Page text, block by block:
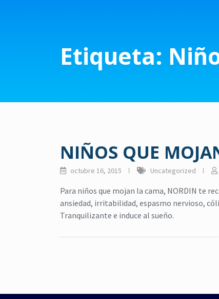
Etiqueta:
NIÑOS QUE
octubre 16, 2015 Uncategorized
Para niños que mojan la cama, NORDIN te
ansiedad, irritabilidad, espasmo nervioso,
Tranquilizante e induce al sueño.